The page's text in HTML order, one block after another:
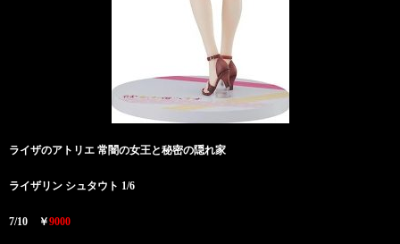
ライザのアトリエ 常闇の女王と秘密の隠れ家
ライザリン シュタウト 1/6
7/10 ￥9000